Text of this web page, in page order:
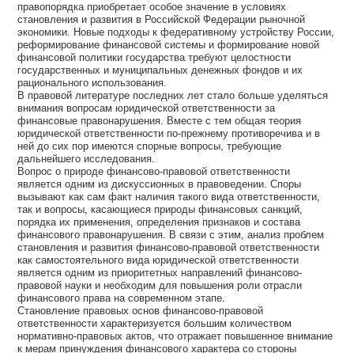
правопорядка приобретает особое значение в условиях
становления и развития в Российской Федерации рыночной
экономики. Новые подходы к федеративному устройству России,
реформирование финансовой системы и формирование новой
финансовой политики государства требуют целостности
государственных и муниципальных денежных фондов и их
рационального использования.
В правовой литературе последних лет стало больше уделяться
внимания вопросам юридической ответственности за
финансовые правонарушения. Вместе с тем общая теория
юридической ответственности по-прежнему противоречива и в
ней до сих пор имеются спорные вопросы, требующие
дальнейшего исследования.
Вопрос о природе финансово-правовой ответственности
является одним из дискуссионных в правоведении. Споры
вызывают как сам факт наличия такого вида ответственности,
так и вопросы, касающиеся природы финансовых санкций,
порядка их применения, определения признаков и состава
финансового правонарушения. В связи с этим, анализ проблем
становления и развития финансово-правовой ответственности
как самостоятельного вида юридической ответственности
является одним из приоритетных направлений финансово-
правовой науки и необходим для повышения роли отрасли
финансового права на современном этапе.
Становление правовых основ финансово-правовой
ответственности характеризуется большим количеством
нормативно-правовых актов, что отражает повышенное внимание
к мерам принуждения финансового характера со стороны